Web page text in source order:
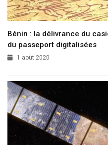
Bénin : la délivrance du
du passeport digitalisées
1 août 2020